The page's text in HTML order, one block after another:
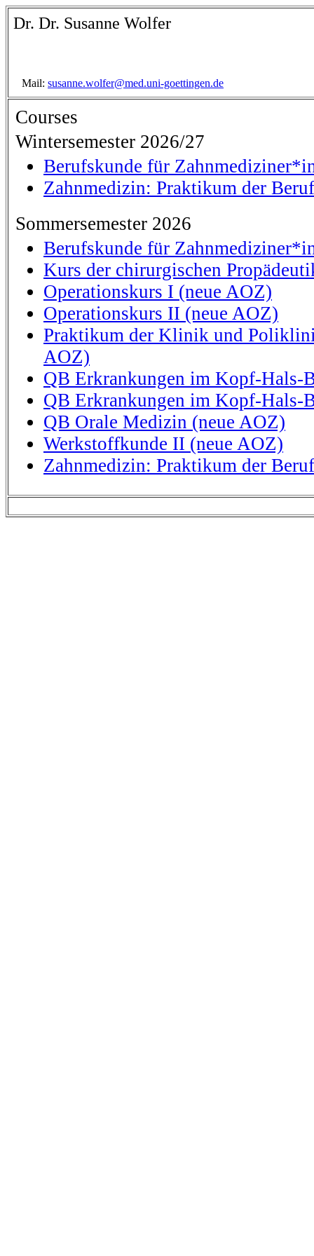
Dr. Dr. Susanne Wolfer
Mail: susanne.wolfer@med.uni-goettingen.de
Courses
Wintersemester 2026/27
Berufskunde für
Zahnmedizin: Praktikum der
Sommersemester 2026
Berufskunde für
Kurs der chirurgischen
Operationskurs I (neue AOZ)
Operationskurs II (neue AOZ)
Praktikum der Klinik und
AOZ)
QB Erkrankungen im Kopf-Hals-
QB Erkrankungen im Kopf-Hals-
QB Orale Medizin (neue AOZ)
Werkstoffkunde II (neue AOZ)
Zahnmedizin: Praktikum der